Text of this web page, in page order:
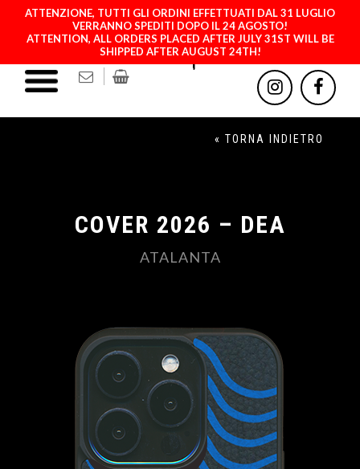
ATTENZIONE, TUTTI GLI ORDINI EFFETTUATI DAL 31 LUGLIO
VERRANNO SPEDITI DOPO IL 24 AGOSTO!
ATTENTION, ALL ORDERS PLACED AFTER JULY 31ST WILL BE
SHIPPED AFTER AUGUST 24TH!
« TORNA INDIETRO
COVER 2026 – DEA
ATALANTA